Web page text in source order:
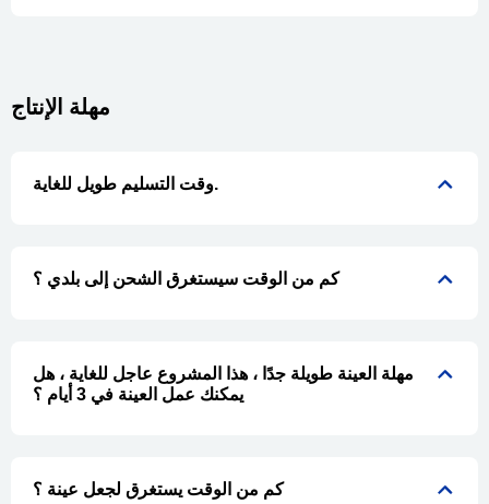
مهلة الإنتاج
وقت التسليم طويل للغاية.
كم من الوقت سيستغرق الشحن إلى بلدي ؟
مهلة العينة طويلة جدًا ، هذا المشروع عاجل للغاية ، هل
يمكنك عمل العينة في 3 أيام ؟
كم من الوقت يستغرق لجعل عينة ؟